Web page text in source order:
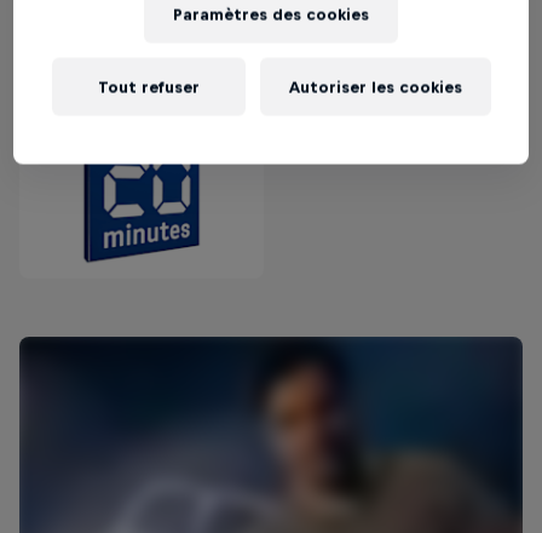
Paramètres des cookies
Tout refuser Autoriser les cookies